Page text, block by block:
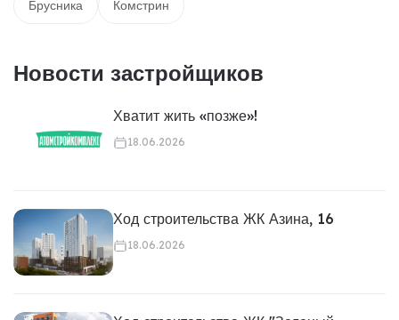
Брусника Комстрин
Новости застройщиков
Хватит жить «позже»!
18.06.2026
Ход строительства ЖК Азина, 16
18.06.2026